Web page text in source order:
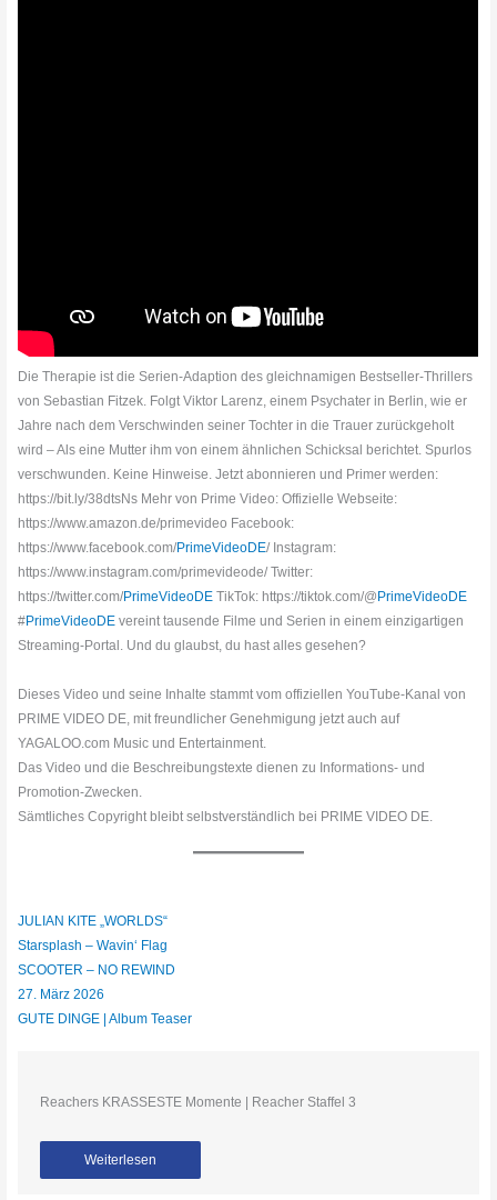
Die Therapie ist die Serien-Adaption des gleichnamigen Bestseller-Thrillers
von Sebastian Fitzek. Folgt Viktor Larenz, einem Psychater in Berlin, wie er
Jahre nach dem Verschwinden seiner Tochter in die Trauer zurückgeholt
wird – Als eine Mutter ihm von einem ähnlichen Schicksal berichtet. Spurlos
verschwunden. Keine Hinweise. Jetzt abonnieren und Primer werden:
https://bit.ly/38dtsNs Mehr von Prime Video: Offizielle Webseite:
https://www.amazon.de/primevideo Facebook:
https://www.facebook.com/PrimeVideoDE/ Instagram:
https://www.instagram.com/primevideode/ Twitter:
https://twitter.com/PrimeVideoDE TikTok: https://tiktok.com/@ PrimeVideoDE
#PrimeVideoDE vereint tausende Filme und Serien in einem einzigartigen
Streaming-Portal. Und du glaubst, du hast alles gesehen?
Dieses Video und seine Inhalte stammt vom offiziellen YouTube-Kanal von
PRIME VIDEO DE, mit freundlicher Genehmigung jetzt auch auf
YAGALOO.com Music und Entertainment.
Das Video und die Beschreibungstexte dienen zu Informations- und
Promotion-Zwecken.
Sämtliches Copyright bleibt selbstverständlich bei PRIME VIDEO DE.
JULIAN KITE „WORLDS“
Starsplash – Wavin‘ Flag
SCOOTER – NO REWIND
27. März 2026
GUTE DINGE | Album Teaser
Reachers KRASSESTE Momente | Reacher Staffel 3
Weiterlesen